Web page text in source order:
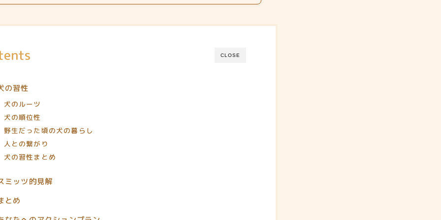
CLOSE
の習性
犬のルーツ
犬の順位性
野生だった頃の犬の暮らし
人との繋がり
犬の習性まとめ
ミッツ的見解
とめ